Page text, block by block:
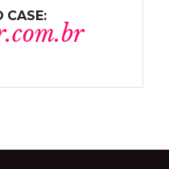
CASE:
.com.br